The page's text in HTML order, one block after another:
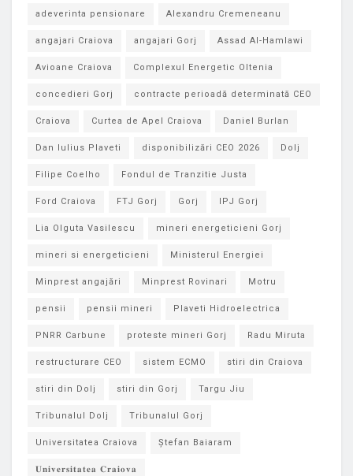
adeverinta pensionare Alexandru Cremeneanu
angajari Craiova angajari Gorj Assad Al-Hamlawi
Avioane Craiova Complexul Energetic Oltenia
concedieri Gorj contracte perioadă determinată CEO
Craiova Curtea de Apel Craiova Daniel Burlan
Dan Iulius Plaveti disponibilizări CEO 2026 Dolj
Filipe Coelho Fondul de Tranzitie Justa
Ford Craiova FTJ Gorj Gorj IPJ Gorj
Lia Olguta Vasilescu mineri energeticieni Gorj
mineri si energeticieni Ministerul Energiei
Minprest angajări Minprest Rovinari Motru
pensii pensii mineri Plaveti Hidroelectrica
PNRR Carbune proteste mineri Gorj Radu Miruta
restructurare CEO sistem ECMO stiri din Craiova
stiri din Dolj stiri din Gorj Targu Jiu
Tribunalul Dolj Tribunalul Gorj
Universitatea Craiova Ștefan Baiaram
𝐔𝐧𝐢𝐯𝐞𝐫𝐬𝐢𝐭𝐚𝐭𝐞𝐚 𝐂𝐫𝐚𝐢𝐨𝐯𝐚